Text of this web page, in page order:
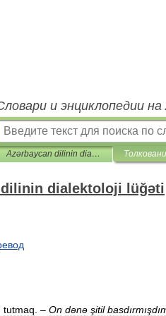
и энциклопедии
Azərbaycan dilinin dialektoloji lüğəti
dilinin dialektoloji lüğəti
tutmaq – On dənə şitil